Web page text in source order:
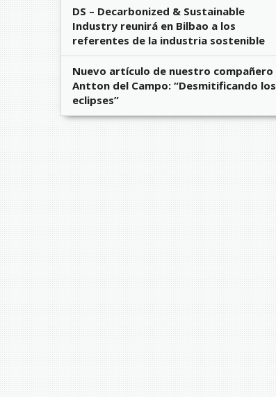
DS – Decarbonized & Sustainable
Industry reunirá en Bilbao a los
referentes de la industria sostenible
Nuevo artículo de nuestro compañero
Antton del Campo: “Desmitificando los
eclipses”